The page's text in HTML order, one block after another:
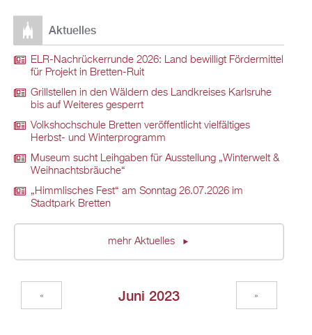
Aktuelles
ELR-Nachrückerrunde 2026: Land bewilligt Fördermittel
für Projekt in Bretten-Ruit
Grillstellen in den Wäldern des Landkreises Karlsruhe
bis auf Weiteres gesperrt
Volkshochschule Bretten veröffentlicht vielfältiges
Herbst- und Winterprogramm
Museum sucht Leihgaben für Ausstellung „Winterwelt &
Weihnachtsbräuche“
„Himmlisches Fest“ am Sonntag 26.07.2026 im
Stadtpark Bretten
mehr Aktuelles
Juni 2023
« »